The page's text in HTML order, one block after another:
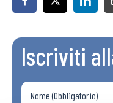
Iscriviti